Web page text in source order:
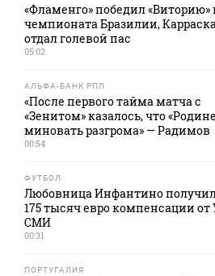
«Фламенго» победил «Виторию»
чемпионата Бразилии,
отдал голевой пас
05:02
АЛЬФА-БАНК РПЛ
«После первого тайма матча с
«Зенитом» казалось, что
миновать разгрома» — Радимов
00:54
ФУТБОЛ
Любовница Инфантино
175 тысяч евро компенсации
СМИ
00:31
ПОРТУГАЛИЯ